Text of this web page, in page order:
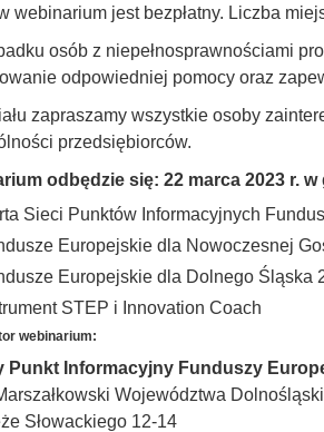
webinarium jest bezpłatny. Liczba
osób z niepełnosprawnościami
odpowiedniej pomocy oraz
zapraszamy wszystkie osoby
przedsiębiorców.
odbędzie się: 22 marca 2023 r.
Sieci Punktów Informacyjnych
Europejskie dla Nowoczesnej
Europejskie dla Dolnego Śląska
STEP i Innovation Coach
webinarium:
Punkt Informacyjny Funduszy
Województwa
Słowackiego 12-14